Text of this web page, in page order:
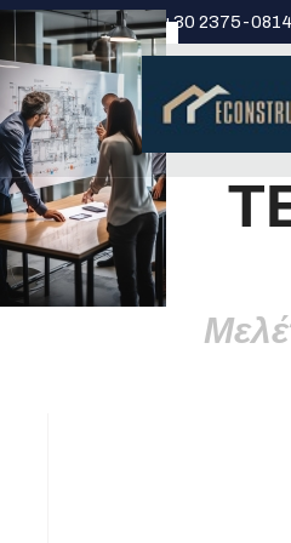
+30 2375-